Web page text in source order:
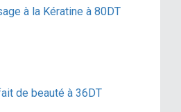
à la Kératine à 80DT
de beauté à 36DT